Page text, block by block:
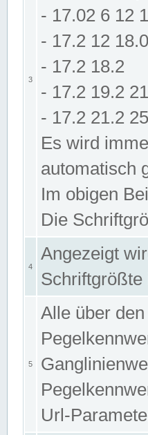
3
- 17.02 6 12
- 17.2 12
- 17.2 18.2
- 17.2 19.2
- 17.2 21.2
Es wird
automatisch
Im obigen
Die
4
Angezeigt
5
Alle über
Url-